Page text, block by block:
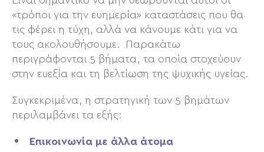
«τρόποι για την ευημερία» καταστάσεις που θα
τις φέρει η τύχη, αλλά να κάνουμε κάτι για να
τους ακολουθήσουμε. Παρακάτω
περιγράφονται 5 βήματα, τα οποία στοχεύουν
στην ευεξία και τη βελτίωση της ψυχικής υγείας.
Συγκεκριμένα, η στρατηγική των 5 βημάτων
περιλαμβάνει τα εξής:
Επικοινωνία με άλλα άτομα